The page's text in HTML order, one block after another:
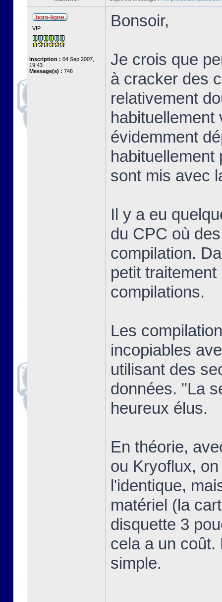
VIP
Inscription : 04 Sep 2007,
19:43
Message(s) : 746
Bonsoir,
Je crois que
à cracker des
relativement
habituellement
évidemment
sont mis avec
Il y a eu
du CPC où
compilation.
petit
compilations.
Les
incopiables
utilisant des
données. "La
heureux élus.
En théorie,
ou Kryoflux,
l'identique,
matériel (la
disquette 3
cela a un coût.
simple.